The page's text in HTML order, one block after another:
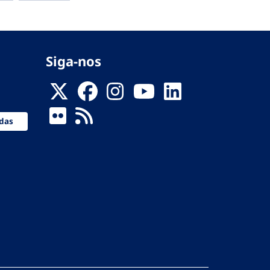
Siga-nos